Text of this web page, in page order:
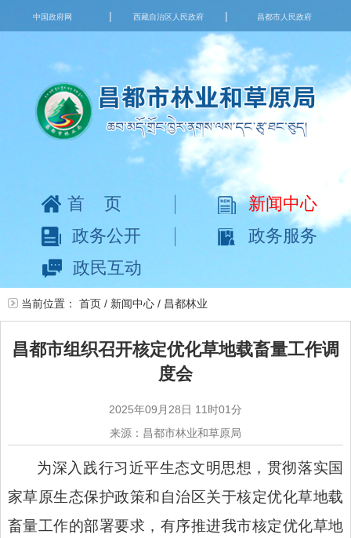
中国政府网 | 西藏自治区人民政府 | 昌都市人民政府
首页
新闻中心
政务公开
政务服务
政民互动
当前位置： 首页 / 新闻中心 / 昌都林业
昌都市组织召开核定优化草地载畜量工作调
度会
2025年09月28日 11时01分
来源：昌都市林业和草原局
为深入践行习近平生态文明思想，贯彻落实国
家草原生态保护政策和自治区关于核定优化草地载
畜量工作的部署要求，有序推进我市核定优化草地